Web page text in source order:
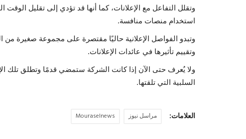
وتقلل التفاعل مع الإعلانات، كما أنها قد تؤدي إلى تقليل
استخدام منصات منافسة.
وتبدو الفواصل الإعلانية حاليًا مقتصرة على مجموعة صغيرة من
وتقييم تأثيرها في عائدات الإعلانات.
ولا يُعرف حتى الآن إذا كانت الشركة ستمضي قدمًا وتطلق تلك
السلبية التي تلقتها.
العلامات: مراسل نيوز Mouraselnews